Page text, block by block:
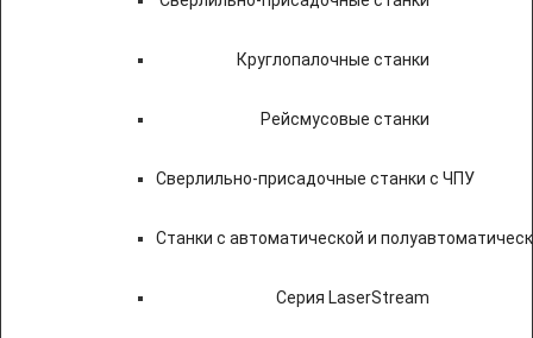
Круглопалочные станки
Рейсмусовые станки
Сверлильно-присадочные станки с ЧПУ
Станки с автоматической и
Серия LaserStream